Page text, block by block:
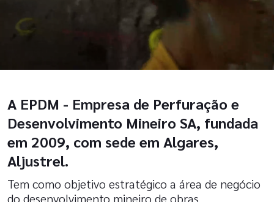
A EPDM - Empresa de Perfuração e
Desenvolvimento Mineiro SA, fundada
em 2009, com sede em Algares,
Aljustrel.
Tem como objetivo estratégico a área de negócio
do desenvolvimento mineiro de obras